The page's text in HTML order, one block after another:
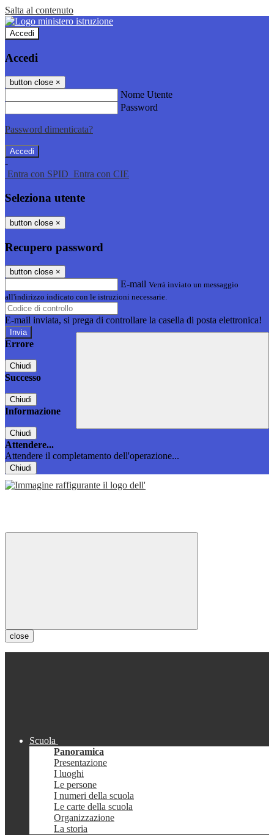
Salta al contenuto
Accedi
Accedi
button close ×
Nome Utente
Password
Password dimenticata?
-
Entra con SPID Entra con CIE
Seleziona utente
button close ×
Recupero password
button close ×
E-mail Verrà inviato un messaggio
all'indirizzo indicato con le istruzioni necessarie.
E-mail inviata, si prega di controllare la casella di posta elettronica!
Errore
Chiudi
Successo
Chiudi
Informazione
Chiudi
Attendere...
Attendere il completamento dell'operazione...
Chiudi
close
Scuola
Panoramica
Presentazione
I luoghi
Le persone
I numeri della scuola
Le carte della scuola
Organizzazione
La storia